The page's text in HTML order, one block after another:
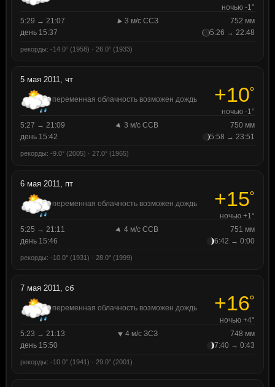
ночью -1°
5:29 → 21:07
3 м/с ССЗ
752 мм
день 15:37
5:26 → 22:48
рекорды: -14.0° (1958) · 26.0° (1933)
5 мая 2011, чт
переменная облачность возможен дождь +10°
ночью -1°
5:27 → 21:09
3 м/с ССВ
750 мм
день 15:42
5:58 → 23:51
рекорды: -9.0° (2005) · 27.0° (1965)
6 мая 2011, пт
переменная облачность возможен дождь +15°
ночью +1°
5:25 → 21:11
4 м/с ССВ
751 мм
день 15:46
6:42 → 0:00
рекорды: -10.0° (1931) · 28.0° (1999)
7 мая 2011, сб
переменная облачность возможен дождь +16°
ночью +4°
5:23 → 21:13
4 м/с ЗСЗ
748 мм
день 15:50
7:40 → 0:43
рекорды: -10.0° (1941) · 29.0° (2001)